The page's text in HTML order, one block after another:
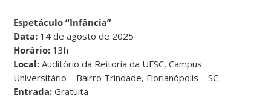
Espetáculo “Infância”
Data: 14 de agosto de 2025
Horário: 13h
Local: Auditório da Reitoria da UFSC, Campus
Universitário – Bairro Trindade, Florianópolis – SC
Entrada: Gratuita